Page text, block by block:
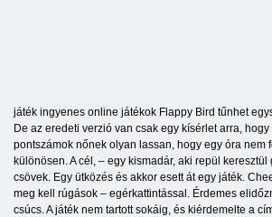
játék ingyenes online játékok Flappy Bird tűnhet
De az eredeti verzió van csak egy kísérlet arra,
pontszámok nőnek olyan lassan, hogy egy óra nem
különösen. A cél, – egy kismadár, aki repül keresztül
csövek. Egy ütközés és akkor esett át egy játék.
meg kell rúgások – egérkattintással. Érdemes
csúcs. A játék nem tartott sokáig, és kiérdemelte a